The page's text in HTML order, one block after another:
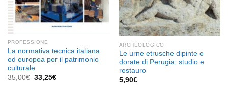
PROFESSIONE
La normativa tecnica italiana
ed europea per il patrimonio
culturale
35,00€ Il
prezzo
33,25€Il
ARCHEOLOGICO
Le urne etrusche dipinte e
dorate di Perugia: studio e
restauro
5,90€